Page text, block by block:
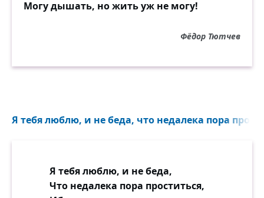
Могу дышать, но жить уж не могу!
Фёдор Тютчев
Я тебя люблю, и не беда, что недалека пора
Я тебя люблю, и не беда,
Что недалека пора проститься,